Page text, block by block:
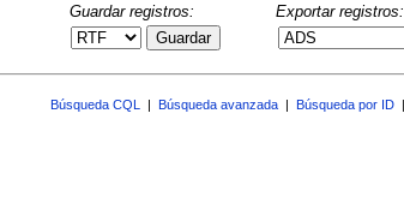
Guardar registros:
Guardar
Exportar registros:
Búsqueda CQL Búsqueda avanzada Búsqueda por ID